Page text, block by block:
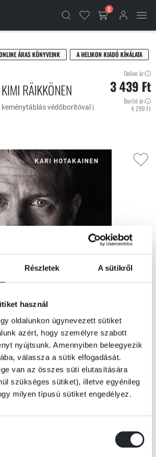
Részletek A sütikről
használ
oldalunkon úgynevezett sütiket
azért, hogy személyre szabott
nyújtsunk. Amennyiben beleegyezik
válassza a sütik elfogadását.
van az összes süti elutasítására
szükséges sütiket), illetve egyénileg
milyen típusú sütiket engedélyez.
0
ÁRAS KÖNYVEINK A HELIKON KIADÓ KÍNÁLATA
RÄIKKÖNEN
keménytáblás védőborítóval |
Online ár:
3 439 Ft
Borító ár:
4 299 Ft